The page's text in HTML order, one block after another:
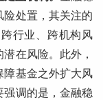
险处置，其关注的
行业、跨机构风
在风险。此外，
障基金之外扩大风
强调的是，金融稳